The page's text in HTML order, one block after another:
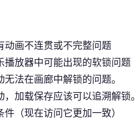
动画不连贯或不完整问题
播放器中可能出现的软锁问题
法在画廊中解锁的问题。
加载保存应该可以追溯解锁。
（现在访问它更加一致）